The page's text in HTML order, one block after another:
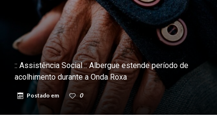
:: Assistência Social :: Albergue estende período de
acolhimento durante a Onda Roxa
Postado em 0